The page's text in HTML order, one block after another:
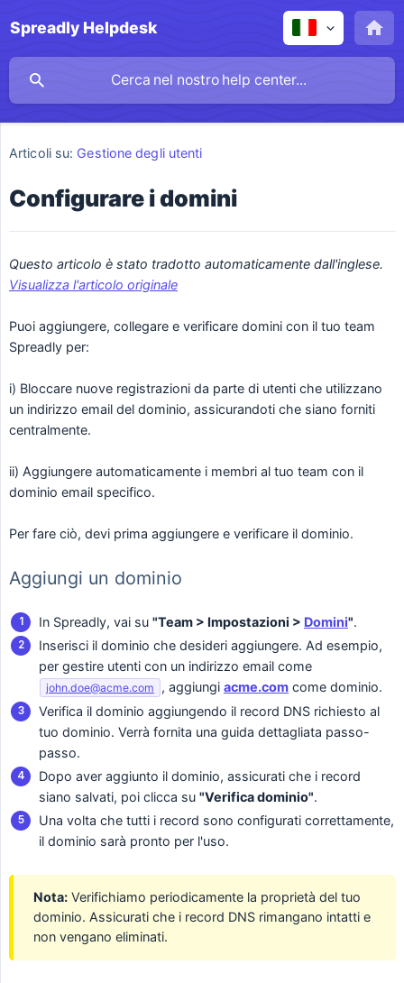
Spreadly Helpdesk
Articoli su: Gestione degli utenti
Configurare i domini
Visualizza l'articolo originale
Puoi aggiungere, collegare e verificare domini con il tuo team
Spreadly per:
i) Bloccare nuove registrazioni da parte di utenti che utilizzano
un indirizzo email del dominio, assicurandoti che siano forniti
centralmente.
ii) Aggiungere automaticamente i membri al tuo team con il
dominio email specifico.
Per fare ciò, devi prima aggiungere e verificare il dominio.
Aggiungi un dominio
In Spreadly, vai su "Team > Impostazioni > Domini".
Inserisci il dominio che desideri aggiungere. Ad esempio,
per gestire utenti con un indirizzo email come
john.doe@acme.com , aggiungi acme.com come dominio.
Verifica il dominio aggiungendo il record DNS richiesto al
tuo dominio. Verrà fornita una guida dettagliata passo-
passo.
Dopo aver aggiunto il dominio, assicurati che i record
siano salvati, poi clicca su "Verifica dominio".
Una volta che tutti i record sono configurati correttamente,
il dominio sarà pronto per l'uso.
Nota: Verifichiamo periodicamente la proprietà del tuo
dominio. Assicurati che i record DNS rimangano intatti e
non vengano eliminati.